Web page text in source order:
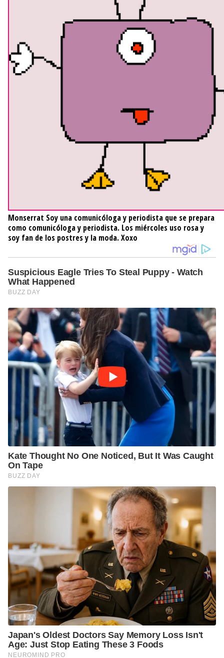
Monserrat Soy una comunicóloga y periodista que se prepara
como comunicóloga y periodista. Los miércoles uso rosa y
soy fan de los postres y la moda. Xoxo